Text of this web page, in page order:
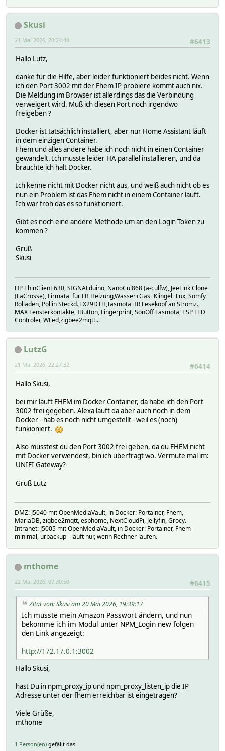
Skusi
#6413
21 Mai 2026, 20:24:48
Hallo Lutz,
danke für die Hilfe, aber leider funktioniert beides nicht. Wenn
ich den Port 3002 mit der Fhem IP probiere kommt auch nix.
Die Meldung im Browser ist allerdings das die Verbindung
verweigert wird. Muß ich diesen Port noch irgendwo
freigeben ?
Docker ist tatsächlich installiert, aber nur Home Assistant läuft
in dem einzigen Container.
Fhem und alles andere habe ich noch nicht in einen Container
gewandelt. Ich musste leider HA parallel installieren, und da
brauchte ich halt Docker.
Ich kenne nicht mit Docker nicht aus, und weiß auch nicht ob es
nun ein Problem ist das Fhem nicht in einem Container läuft.
Ich war froh das es so funktioniert.
Gibt es noch eine andere Methode um an den Login Token zu
kommen ?
Gruß
Skusi
HP ThinClient 630, SIGNALduino, NanoCul868 (a-culfw), JeeLink Clone
(LaCrosse), Firmata für FB Heizung,Wasser+Gas+Klingel+Lux, Somfy
Rolladen, Pollin Steckd.,TX29DTH,Tasmota+IR Lesekopf an Stromz.,
MAX Fensterkontakte, IButton, Fingerprint, SonOff Tasmota, ESP LED
Controler, WLed,zigbee2mqtt...
LutzG
#6414
21 Mai 2026, 22:27:32
Hallo Skusi,
bei mir läuft FHEM im Docker Container, da habe ich den Port
3002 frei gegeben. Alexa läuft da aber auch noch in dem
Docker - hab es noch nicht umgestellt - weil es (noch)
funkioniert.
Also müsstest du den Port 3002 frei geben, da du FHEM nicht
mit Docker verwendest, bin ich überfragt wo. Vermute mal im:
UNIFI Gateway?
Gruß Lutz
DMZ: J5040 mit OpenMediaVault, in Docker: Portainer, Fhem,
MariaDB, zigbee2mqtt, esphome, NextCloudPi, Jellyfin, Grocy.
Intranet: J5005 mit OpenMediaVault, in Docker: Portainer, Fhem-
minimal, urbackup - läuft nur, wenn Rechner laufen.
mthome
#6415
22 Mai 2026, 07:30:50
Zitat von: Skusi am 20 Mai 2026, 19:39:17
Ich musste mein Amazon Passwort ändern, und nun
bekomme ich im Modul unter NPM_Login new folgen
den Link angezeigt:
http://172.17.0.1:3002
Hallo Skusi,
hast Du in npm_proxy_ip und npm_proxy_listen_ip die IP
Adresse unter der fhem erreichbar ist eingetragen?
Viele Grüße,
mthome
1 Person(en) gefällt das.